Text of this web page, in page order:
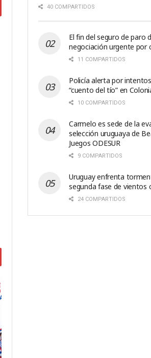
40 COMPARTIDOS
El fin del seguro de paro
negociación urgente por
11 COMPARTIDOS
Policía alerta por
“cuento del tío” en
10 COMPARTIDOS
Carmelo es sede de la
selección uruguaya de
Juegos ODESUR
9 COMPARTIDOS
Uruguay enfrenta
segunda fase de vientos
24 COMPARTIDOS